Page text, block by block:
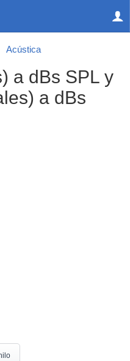
Acústica
a dBs SPL y
a dBs